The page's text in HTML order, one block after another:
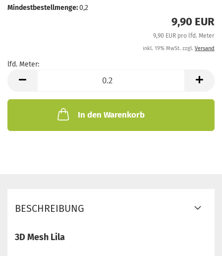
Mindestbestellmenge:0,2
9,90 EUR
9,90 EUR pro lfd. Meter
inkl. 19% MwSt. zzgl. Versand
lfd. Meter:
Meter
In den Warenkorb
BESCHREIBUNG
3D Mesh Lila